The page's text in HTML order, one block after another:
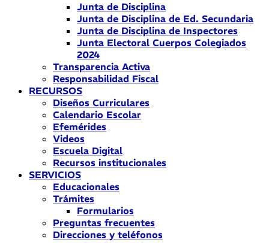
Junta de Disciplina
Junta de Disciplina de Ed. Secundaria
Junta de Disciplina de Inspectores
Junta Electoral Cuerpos Colegiados
2024
Transparencia Activa
Responsabilidad Fiscal
RECURSOS
Diseños Curriculares
Calendario Escolar
Efemérides
Videos
Escuela Digital
Recursos institucionales
SERVICIOS
Educacionales
Trámites
Formularios
Preguntas frecuentes
Direcciones y teléfonos